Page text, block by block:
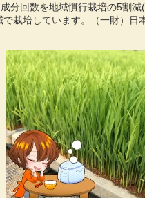
分回数を地域慣行栽培の5割
栽培しています。（一財）日